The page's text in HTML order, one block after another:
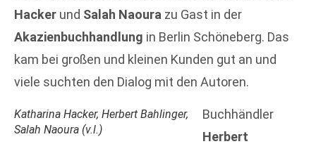
Hacker und Salah Naoura zu Gast in der
Akazienbuchhandlung in Berlin Schöneberg. Das
kam bei großen und kleinen Kunden gut an und
viele suchten den Dialog mit den Autoren.
Katharina Hacker, Herbert Bahlinger,
Salah Naoura (v.l.)
Buchhändler
Herbert